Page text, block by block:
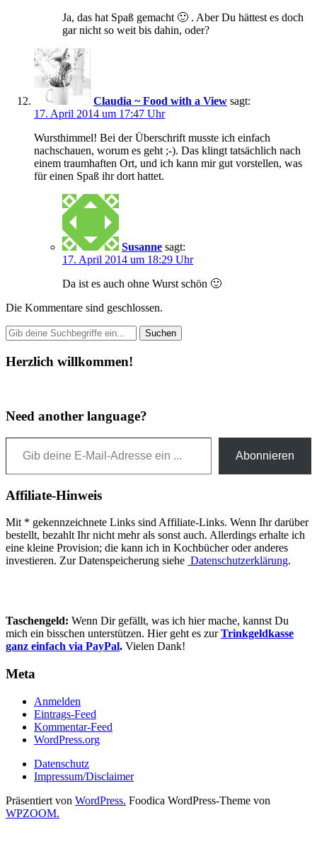
Ja, das hat Spaß gemacht 🙂 . Aber Du hättest es doch
gar nicht so weit bis dahin, oder?
Claudia ~ Food with a View sagt:
17. April 2014 um 17:47 Uhr
Wursthimmel! Bei der Überschrift musste ich einfach
nachschauen, worum es geht ;-). Das klingt tatsächlich nach
einem traumhaften Ort, und ich kann mir gut vorstellen, was
für einen Spaß ihr dort hattet.
Susanne sagt:
17. April 2014 um 18:29 Uhr
Da ist es auch ohne Wurst schön 🙂
Die Kommentare sind geschlossen.
Herzlich willkommen!
Need another language?
Gib deine E-Mail-Adresse ein ...
Abonnieren
Affiliate-Hinweis
Mit * gekennzeichnete Links sind Affiliate-Links. Wenn Ihr darüber
bestellt, bezahlt Ihr nicht mehr als sonst auch. Allerdings erhalte ich
eine kleine Provision; die kann ich in Kochbücher oder anderes
investieren. Zur Datenspeicherung siehe Datenschutzerklärung.
Taschengeld: Wenn Dir gefällt, was ich hier mache, kannst Du
mich ein bisschen unterstützen. Hier geht es zurTrinkgeldkasse
ganz einfach via PayPal. Vielen Dank!
Meta
Anmelden
Eintrags-Feed
Kommentar-Feed
WordPress.org
Datenschutz
Impressum/Disclaimer
Präsentiert von WordPress. Foodica WordPress-Theme von
WPZOOM.